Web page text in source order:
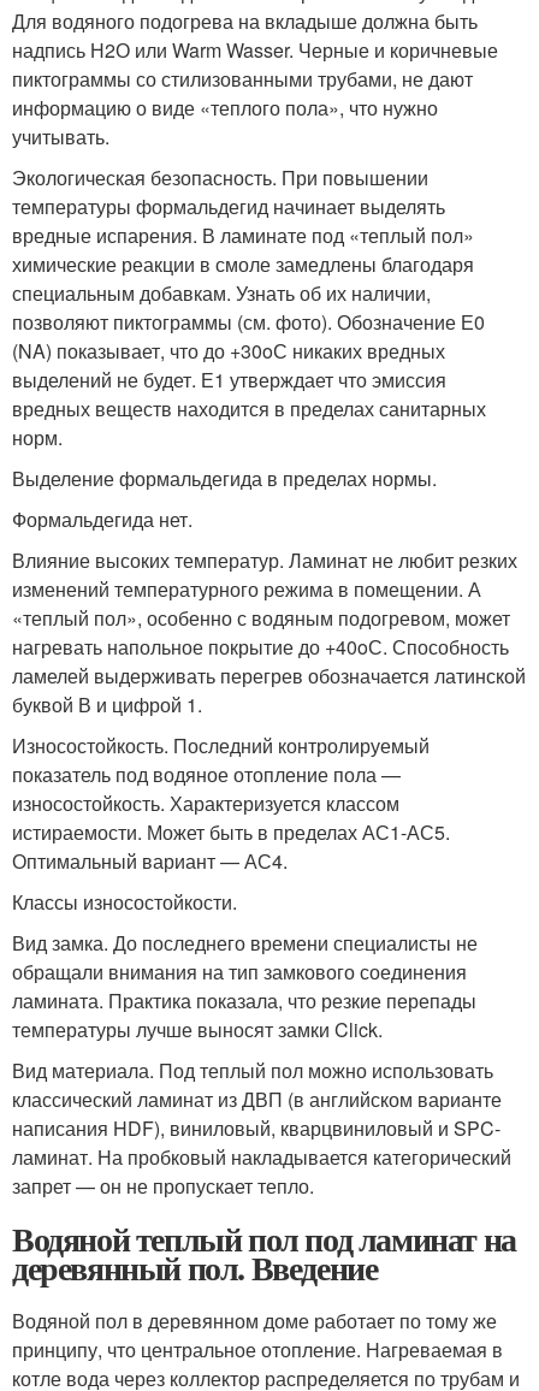
Для водяного подогрева на вкладыше должна быть
надпись Н2О или Warm Wasser. Черные и коричневые
пиктограммы со стилизованными трубами, не дают
информацию о виде «теплого пола», что нужно
учитывать.
Экологическая безопасность. При повышении
температуры формальдегид начинает выделять
вредные испарения. В ламинате под «теплый пол»
химические реакции в смоле замедлены благодаря
специальным добавкам. Узнать об их наличии,
позволяют пиктограммы (см. фото). Обозначение Е0
(NA) показывает, что до +30oС никаких вредных
выделений не будет. Е1 утверждает что эмиссия
вредных веществ находится в пределах санитарных
норм.
Выделение формальдегида в пределах нормы.
Формальдегида нет.
Влияние высоких температур. Ламинат не любит резких
изменений температурного режима в помещении. А
«теплый пол», особенно с водяным подогревом, может
нагревать напольное покрытие до +40oС. Способность
ламелей выдерживать перегрев обозначается латинской
буквой В и цифрой 1.
Износостойкость. Последний контролируемый
показатель под водяное отопление пола —
износостойкость. Характеризуется классом
истираемости. Может быть в пределах АС1-АС5.
Оптимальный вариант — АС4.
Классы износостойкости.
Вид замка. До последнего времени специалисты не
обращали внимания на тип замкового соединения
ламината. Практика показала, что резкие перепады
температуры лучше выносят замки Click.
Вид материала. Под теплый пол можно использовать
классический ламинат из ДВП (в английском варианте
написания HDF), виниловый, кварцвиниловый и SPC-
ламинат. На пробковый накладывается категорический
запрет — он не пропускает тепло.
Водяной теплый пол под ламинат на
деревянный пол. Введение
Водяной пол в деревянном доме работает по тому же
принципу, что центральное отопление. Нагреваемая в
котле вода через коллектор распределяется по трубам и